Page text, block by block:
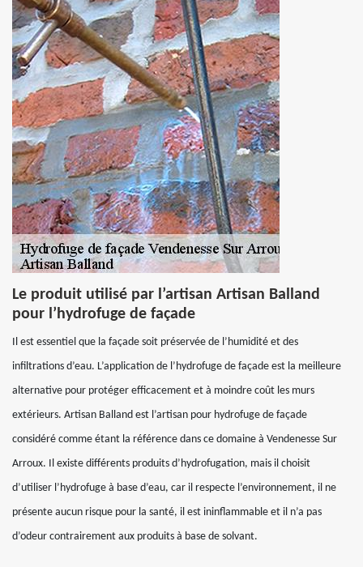
Le produit utilisé par l’artisan Artisan Balland
pour l’hydrofuge de façade
Il est essentiel que la façade soit préservée de l’humidité et des
infiltrations d’eau. L’application de l’hydrofuge de façade est la meilleure
alternative pour protéger efficacement et à moindre coût les murs
extérieurs. Artisan Balland est l’artisan pour hydrofuge de façade
considéré comme étant la référence dans ce domaine à Vendenesse Sur
Arroux. Il existe différents produits d’hydrofugation, mais il choisit
d’utiliser l’hydrofuge à base d’eau, car il respecte l’environnement, il ne
présente aucun risque pour la santé, il est ininflammable et il n’a pas
d’odeur contrairement aux produits à base de solvant.